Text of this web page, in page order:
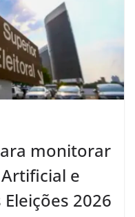
monitorar
e
2026